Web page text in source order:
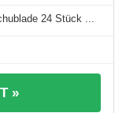
24 Stück ...
»